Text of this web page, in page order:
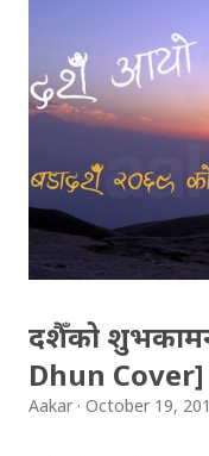
समूहमा समेटिन्छौं र
बुलबुललियन । हामी यहाँ
सहवासमा । "एउटा
यो प्रीतलाई अमर
दशैँको
Dhun Cover]
Aakar October 19,